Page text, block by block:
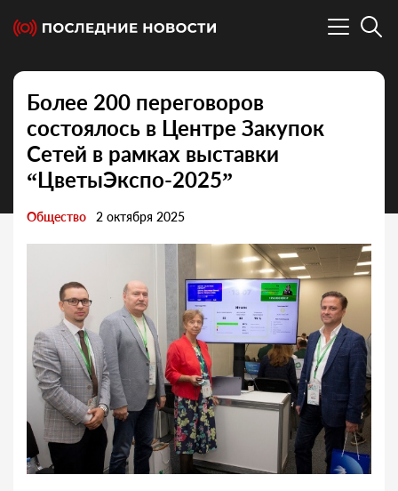
Более 200 переговоров
состоялось в Центре Закупок
Сетей в рамках выставки
“ЦветыЭкспо-2025”
Общество 2 октября 2025